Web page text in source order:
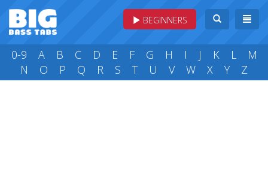
BEGINNERS
0-9 A B C D E F G H I J K L
M
N
O P Q R S T U V W X Y Z